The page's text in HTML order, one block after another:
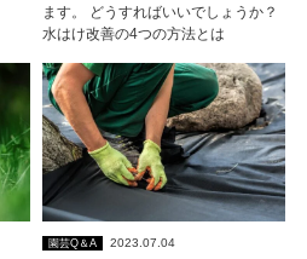
ます。 どうすればいいでしょうか？
水はけ改善の4つの方法とは
園芸Q＆A 2023.07.04